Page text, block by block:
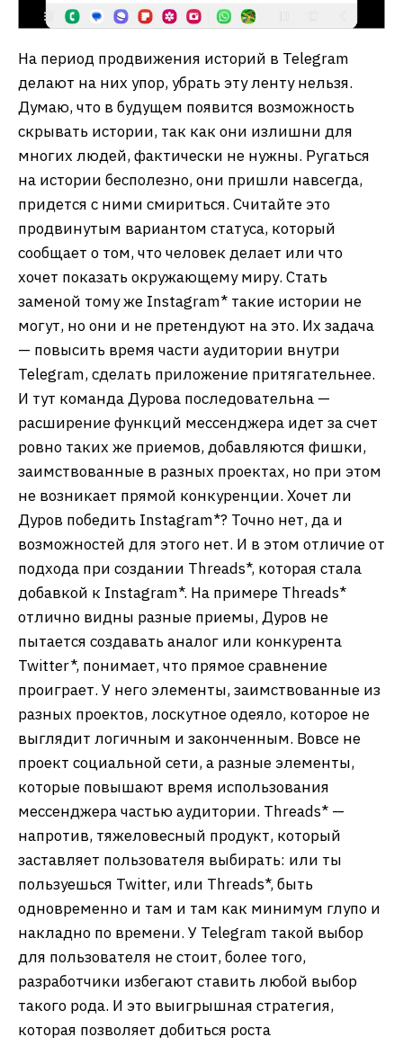
На период продвижения историй в Telegram
делают на них упор, убрать эту ленту нельзя.
Думаю, что в будущем появится возможность
скрывать истории, так как они излишни для
многих людей, фактически не нужны. Ругаться
на истории бесполезно, они пришли навсегда,
придется с ними смириться. Считайте это
продвинутым вариантом статуса, который
сообщает о том, что человек делает или что
хочет показать окружающему миру. Стать
заменой тому же Instagram* такие истории не
могут, но они и не претендуют на это. Их задача
— повысить время части аудитории внутри
Telegram, сделать приложение притягательнее.
И тут команда Дурова последовательна —
расширение функций мессенджера идет за счет
ровно таких же приемов, добавляются фишки,
заимствованные в разных проектах, но при этом
не возникает прямой конкуренции. Хочет ли
Дуров победить Instagram*? Точно нет, да и
возможностей для этого нет. И в этом отличие от
подхода при создании Threads*, которая стала
добавкой к Instagram*. На примере Threads*
отлично видны разные приемы, Дуров не
пытается создавать аналог или конкурента
Twitter*, понимает, что прямое сравнение
проиграет. У него элементы, заимствованные из
разных проектов, лоскутное одеяло, которое не
выглядит логичным и законченным. Вовсе не
проект социальной сети, а разные элементы,
которые повышают время использования
мессенджера частью аудитории. Threads* —
напротив, тяжеловесный продукт, который
заставляет пользователя выбирать: или ты
пользуешься Twitter, или Threads*, быть
одновременно и там и там как минимум глупо и
накладно по времени. У Telegram такой выбор
для пользователя не стоит, более того,
разработчики избегают ставить любой выбор
такого рода. И это выигрышная стратегия,
которая позволяет добиться роста